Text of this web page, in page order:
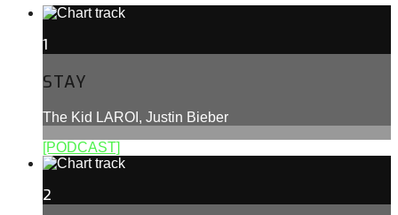
1
STAY
The Kid LAROI, Justin Bieber
[PODCAST]
2